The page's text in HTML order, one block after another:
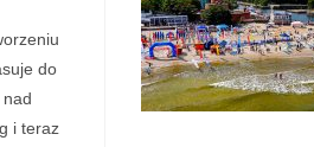
do
i teraz